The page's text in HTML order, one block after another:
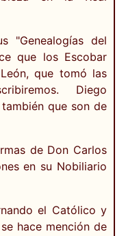
"Genealogías del
que los Escobar
que tomó las
Diego
que son de
de Don Carlos
en su Nobiliario
el Católico y
hace mención de